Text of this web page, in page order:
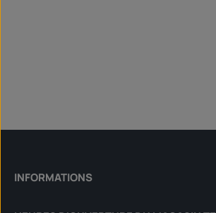
INFORMATIONS